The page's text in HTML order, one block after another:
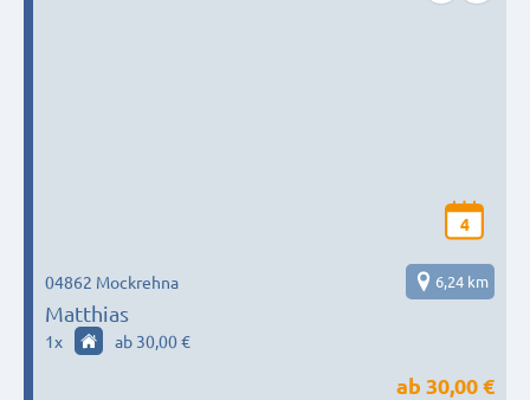
4
Matthias
04862 Mockrehna 6,24 km
1x ab 30,00 €
ab 30,00 €